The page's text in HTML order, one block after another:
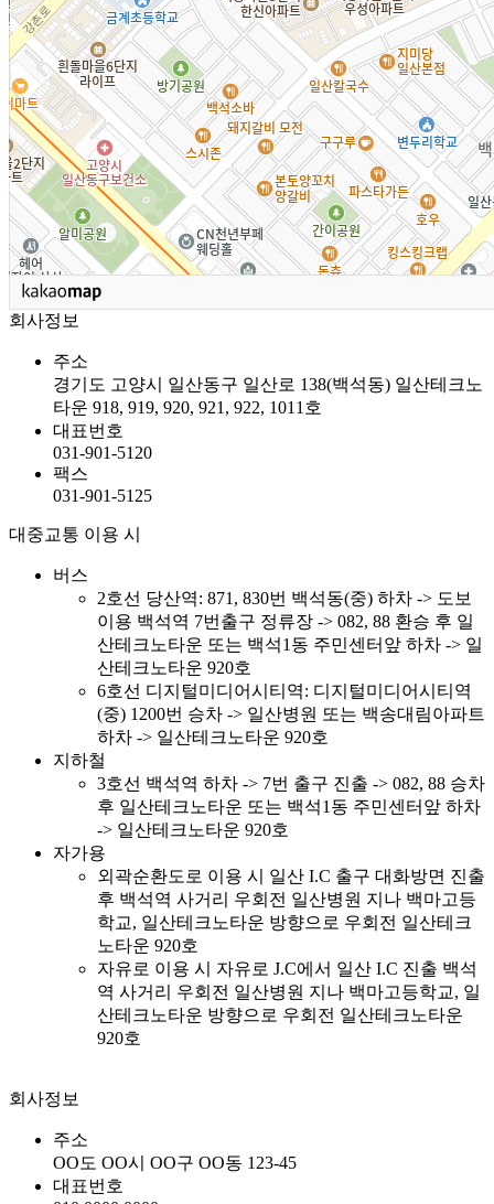
회사정보
주소
경기도 고양시 일산동구 일산로 138(백석동) 일산테크노
타운 918, 919, 920, 921, 922, 1011호
대표번호
031-901-5120
팩스
031-901-5125
대중교통 이용 시
버스
2호선 당산역: 871, 830번 백석동(중) 하차 -> 도보
이용 백석역 7번출구 정류장 -> 082, 88 환승 후 일
산테크노타운 또는 백석1동 주민센터앞 하차 -> 일
산테크노타운 920호
6호선 디지털미디어시티역: 디지털미디어시티역
(중) 1200번 승차 -> 일산병원 또는 백송대림아파트
하차 -> 일산테크노타운 920호
지하철
3호선 백석역 하차 -> 7번 출구 진출 -> 082, 88 승차
후 일산테크노타운 또는 백석1동 주민센터앞 하차
-> 일산테크노타운 920호
자가용
외곽순환도로 이용 시 일산 I.C 출구 대화방면 진출
후 백석역 사거리 우회전 일산병원 지나 백마고등
학교, 일산테크노타운 방향으로 우회전 일산테크
노타운 920호
자유로 이용 시 자유로 J.C에서 일산 I.C 진출 백석
역 사거리 우회전 일산병원 지나 백마고등학교, 일
산테크노타운 방향으로 우회전 일산테크노타운
920호
회사정보
주소
OO도 OO시 OO구 OO동 123-45
대표번호